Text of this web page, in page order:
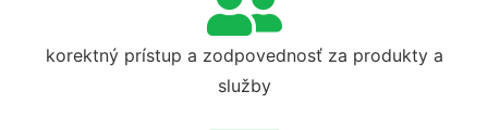
korektný prístup a zodpovednosť za produkty a
služby